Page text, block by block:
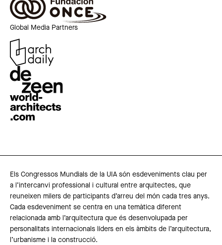
Global Media Partners
Els Congressos Mundials de la UIA són esdeveniments clau per
a l’intercanvi professional i cultural entre arquitectes, que
reuneixen milers de participants d’arreu del món cada tres anys.
Cada esdeveniment se centra en una temàtica diferent
relacionada amb l’arquitectura que és desenvolupada per
personalitats internacionals líders en els àmbits de l’arquitectura,
l’urbanisme i la construcció.